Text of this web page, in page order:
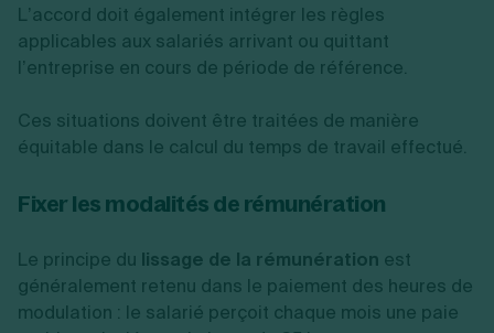
L’accord doit également intégrer les règles
applicables aux salariés arrivant ou quittant
l’entreprise en cours de période de référence.
Ces situations doivent être traitées de manière
équitable dans le calcul du temps de travail effectué.
Fixer les modalités de rémunération
Le principe du lissage de la rémunération est
généralement retenu dans le paiement des heures de
modulation : le salarié perçoit chaque mois une paie